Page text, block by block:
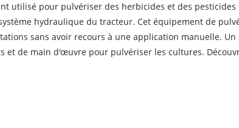
utilisé pour pulvériser des herbicides et des
hydraulique du tracteur. Cet équipement de
sans avoir recours à une application manuelle.
de main d'œuvre pour pulvériser les cultures.